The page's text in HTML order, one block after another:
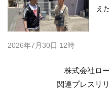
え
2026年7月30日 12時
株式会社ロ
関連プレスリ